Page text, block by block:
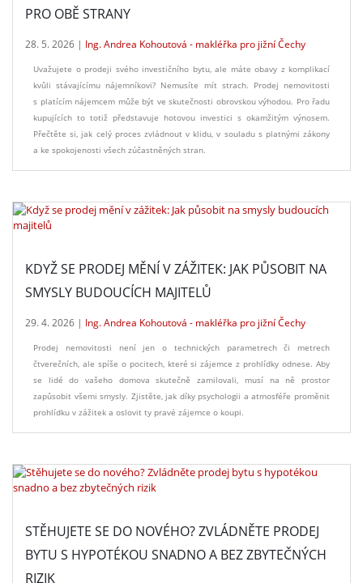
PRO OBĚ STRANY
28. 5. 2026 | Ing. Andrea Kohoutová - makléřka pro jižní Čechy
Uvažujete o prodeji svého investičního bytu, ale máte obavy z komplikací
kvůli stávajícímu nájemníkovi? Nemusíte mít strach. Prodej nemovitosti
s platícím nájemcem může být ve skutečnosti obrovskou výhodou. Pro řadu
kupujících to totiž představuje hotovou investici s okamžitým výnosem.
Přečtěte si, jak celý proces zvládnout v klidu, v souladu s platnými zákony
a ke spokojenosti všech zúčastněných stran.
KDYŽ SE PRODEJ MĚNÍ V ZÁŽITEK: JAK PŮSOBIT NA
SMYSLY BUDOUCÍCH MAJITELŮ
29. 4. 2026 | Ing. Andrea Kohoutová - makléřka pro jižní Čechy
Prodej nemovitosti není jen o technických parametrech či metrech
čtverečních, ale spíše o pocitech, které si zájemce z prohlídky odnese. Aby
se lidé do vašeho domova skutečně zamilovali, musí na ně prostor
zapůsobit všemi smysly. Zjistěte, jak díky psychologii a atmosféře proměnit
prohlídku v zážitek a oslovit ty pravé zájemce o koupi.
STĚHUJETE SE DO NOVÉHO? ZVLÁDNĚTE PRODEJ
BYTU S HYPOTÉKOU SNADNO A BEZ ZBYTEČNÝCH
RIZIK